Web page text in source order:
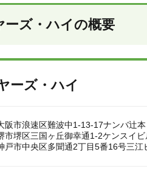
ーズ・ハイの概要
ーズ・ハイ
阪市浪速区難波中1-13-17ナンバ辻
堺区三国ヶ丘御幸通1-2ケンスイビ
戸市中央区多聞通2丁目5番16号三江